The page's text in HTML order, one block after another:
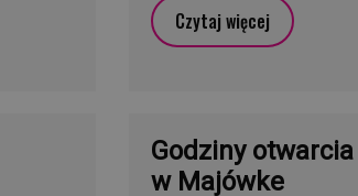
Czytaj więcej
Godziny
w Majówke